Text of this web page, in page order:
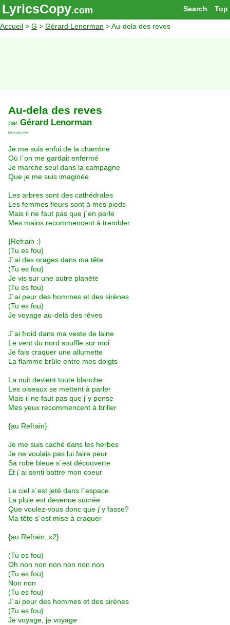
Top
Search
LyricsCopy.com
Accueil > G > Gérard Lenorman > Au-dela des reves
Au-dela des reves
par Gérard Lenorman
lyricscopy.com
Je me suis enfui de la chambre
Où l´on me gardait enfermé
Je marche seul dans la campagne
Que je me suis imaginée
Les arbres sont des cathédrales
Les femmes fleurs sont à mes pieds
Mais il ne faut pas que j´en parle
Mes mains recommencent à trembler
{Refrain :}
(Tu es fou)
J´ai des orages dans ma tête
(Tu es fou)
Je vis sur une autre planète
(Tu es fou)
J´ai peur des hommes et des sirènes
(Tu es fou)
Je voyage au-delà des rêves
J´ai froid dans ma veste de laine
Le vent du nord souffle sur moi
Je fais craquer une allumette
La flamme brûle entre mes doigts
La nuit devient toute blanche
Les oiseaux se mettent à parler
Mais il ne faut pas que j´y pense
Mes yeux recommencent à briller
{au Refrain}
Je me suis caché dans les herbes
Je ne voulais pas lui faire peur
Sa robe bleue s´est découverte
Et j´ai senti battre mon coeur
Le ciel s´est jeté dans l´espace
La pluie est devenue sucrée
Que voulez-vous donc que j´y fasse?
Ma tête s´est mise à craquer
{au Refrain, x2}
(Tu es fou)
Oh non non non non non non
(Tu es fou)
Non non
(Tu es fou)
J´ai peur des hommes et des sirènes
(Tu es fou)
Je voyage, je voyage